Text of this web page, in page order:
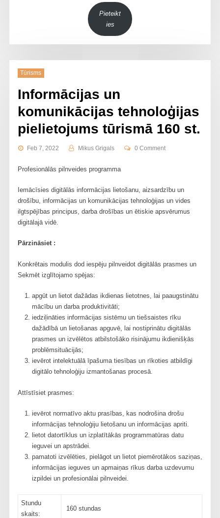
Pieteikt
ies
Tūrisms
Informācijas un
komunikācijas tehnoloģijas
pielietojums tūrismā 160 st.
Feb 7, 2022 Mikus Grigals 0 Comment
Profesionālās pilnveides programma
Iemācīsies digitālās informācijas lietošanu, aizsardzību un
drošību, informācijas un komunikācijas tehnoloģijas un vides
ilgtspējības principus, darba drošības un ētiskie apsvērumus
digitālajā vidē.
Pārzināsiet :
Konkrētais modulis dod iespēju pilnveidot digitālās prasmes un
Sekmēt izglītojamo spējas:
apgūt un lietot dažādas ikdienas lietotnes, lai paaugstinātu
mācību un darba produktivitāti;
iedziļināties informācijas sistēmu un tiešsaistes rīku
dažādībā un lietošanas apguvē, lai nostiprinātu digitālās
prasmes un izvēlētos atbilstošāko risinājumu ikdienišķās
problēmsituācijās;
ievērot intelektuālā īpašuma tiesības un rīkoties atbildīgi
digitālo tehnoloģiju izmantošanas procesā.
Attīstīsiet prasmes:
ievērot normatīvo aktu prasības, kas nodrošina drošu
informācijas tehnoloģiju lietošanu un informācijas apriti.
lietot datortīklus un izplatītākās programmatūras datu
ieguvei un apstrādei.
pamatoti izvēlēties, pielāgot un lietot piemērotākos saziņas,
informācijas ieguves un apmaiņas rīkus darba uzdevumu
izpildei un profesionālai pilnveidei.
Stundu
skaits:
160 stundas